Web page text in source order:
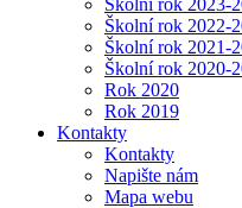
Školní rok 2023-
Školní rok 2022-
Školní rok 2021-
Školní rok 2020-
Rok 2020
Rok 2019
Kontakty
Kontakty
Napište nám
Mapa webu